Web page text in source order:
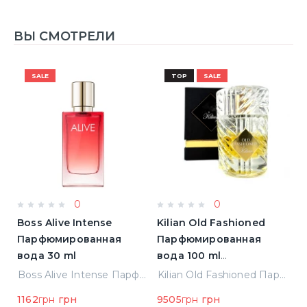
ВЫ СМОТРЕЛИ
SALE
0
Boss Alive Intense
Парфюмированная
вода 30 ml
Boss Alive Intense Парфюмированная вода 30 ml
1162грн грн
TOP SALE
0
Kilian Old Fashioned
Парфюмированная
вода 100 ml
(3700550240723)
Kilian Old Fashioned Парфюмированная вода 100 ml (3700550240723)
9505грн грн